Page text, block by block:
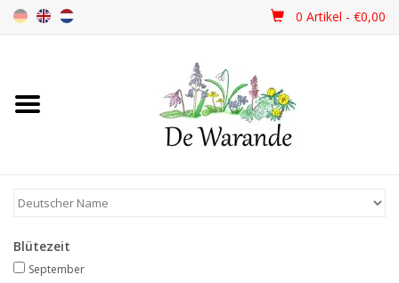
0 Artikel - €0,00
Startseite
Frühjahrsblüher
Sommerblüher
Blütezeit
September